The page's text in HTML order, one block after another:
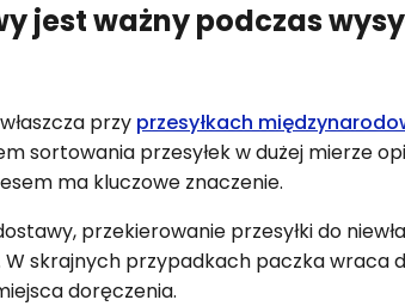
jest ważny podczas
przy przesyłkach
sortowania przesyłek w dużej mierze
ma kluczowe znaczenie.
przekierowanie przesyłki do
skrajnych przypadkach paczka wraca
doręczenia.